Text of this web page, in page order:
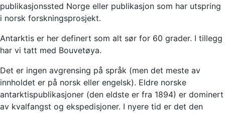
publikasjonssted Norge eller publikasjon som har utspring
i norsk forskningsprosjekt.
Antarktis er her definert som alt sør for 60 grader. I tillegg
har vi tatt med Bouvetøya.
Det er ingen avgrensing på språk (men det meste av
innholdet er på norsk eller engelsk). Eldre norske
antarktispublikasjoner (den eldste er fra 1894) er dominert
av kvalfangst og ekspedisjoner. I nyere tid er det den